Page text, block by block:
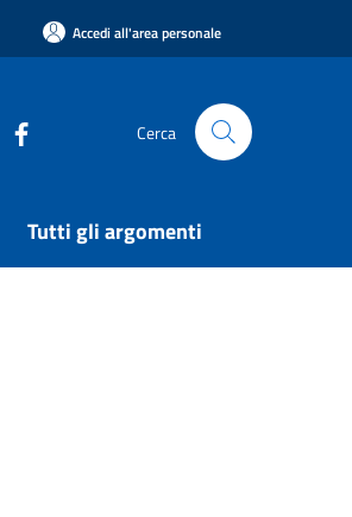
Accedi all'area personale
Cerca
Tutti gli argomenti